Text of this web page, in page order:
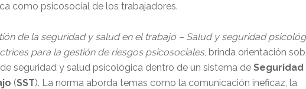
como psicosocial de los trabajadores.
de la seguridad y salud en el trabajo – Salud y seguridad
para la gestión de riesgos psicosociales, brinda orientación
seguridad y salud psicológica dentro de un sistema de Seguridad
(SST). La norma aborda temas como la comunicación ineficaz, la